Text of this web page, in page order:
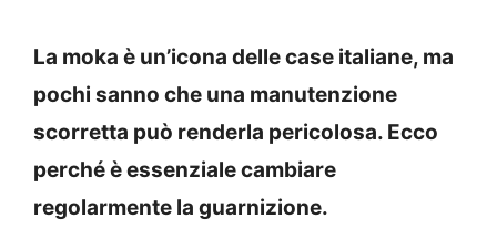
La moka è un’icona delle case italiane, ma
pochi sanno che una manutenzione
scorretta può renderla pericolosa. Ecco
perché è essenziale cambiare
regolarmente la guarnizione.